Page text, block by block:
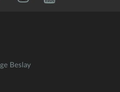
Beslay